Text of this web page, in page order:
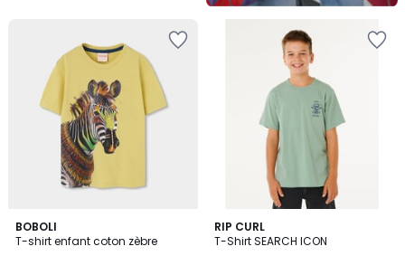
BOBOLI
T-shirt enfant coton zèbre
RIP CURL
T-Shirt SEARCH ICON
3
Couleurs